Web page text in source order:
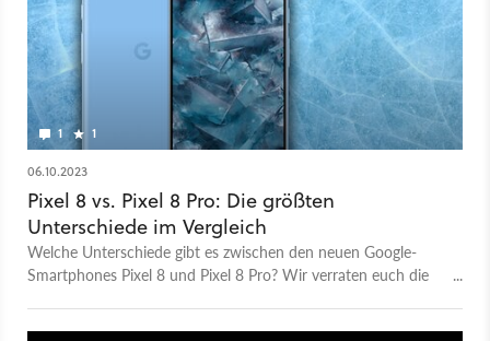
1 1
06.10.2023
Pixel 8 vs. Pixel 8 Pro: Die größten
Unterschiede im Vergleich
Welche Unterschiede gibt es zwischen den neuen Google-
Smartphones Pixel 8 und Pixel 8 Pro? Wir verraten euch die